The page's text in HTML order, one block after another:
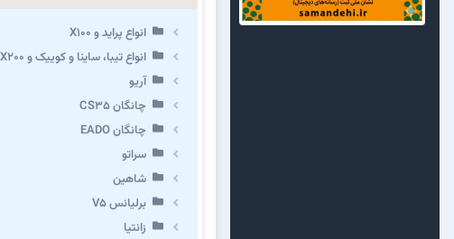
انواع پراید و X100
انواع تیبا، ساینا و کوییک و X200
آریو
چانگان CS35
چانگان EADO
سراتو
شاهین
برلیانس V5
زانتیا